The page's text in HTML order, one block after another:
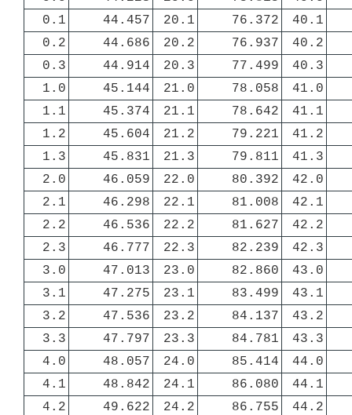
0.1
44.457 20.1 76.372
40.1
0.2
44.686 20.2 76.937
40.2
0.3
44.914 20.3 77.499
40.3
1.0
45.144 21.0 78.058
41.0
1.1
45.374 21.1 78.642
41.1
1.2
45.604 21.2 79.221
41.2
1.3
45.831 21.3 79.811
41.3
2.0
46.059 22.0 80.392
42.0
2.1
46.298 22.1 81.008
42.1
2.2
46.536 22.2 81.627
42.2
2.3
46.777 22.3 82.239
42.3
3.0
47.013 23.0 82.860
43.0
3.1
47.275 23.1 83.499
43.1
3.2
47.536 23.2 84.137
43.2
3.3
47.797 23.3 84.781
43.3
4.0
48.057 24.0 85.414
44.0
4.1
48.842 24.1 86.080
44.1
4.2
49.622 24.2 86.755
44.2